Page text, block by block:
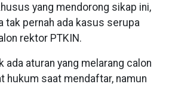
yang mendorong sikap ini,
tak pernah ada kasus serupa
rektor PTKIN.
ada aturan yang melarang calon
hukum saat mendaftar, namun